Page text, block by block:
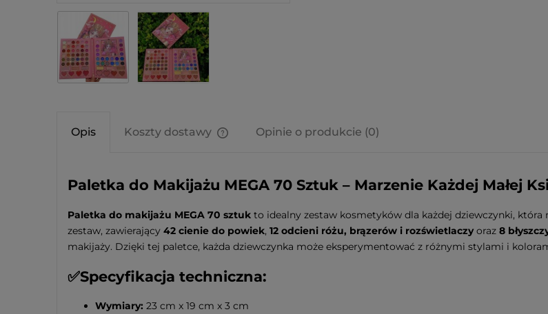
Opis Koszty dostawy Opinie o produkcie (0)
Paletka do Makijażu MEGA 70 Sztuk – Marzenie Każdej Małej
Paletka do makijażu MEGA 70 sztuk to idealny zestaw kosmetyków dla każdej dziewczynki,
zestaw, zawierający 42 cienie do powiek, 12 odcieni różu, brązerów i rozświetlaczyoraz 8
makijaży. Dzięki tej paletce, każda dziewczynka może eksperymentować z różnymi stylami i
✅Specyfikacja techniczna:
Wymiary: 23 cm x 19 cm x 3 cm